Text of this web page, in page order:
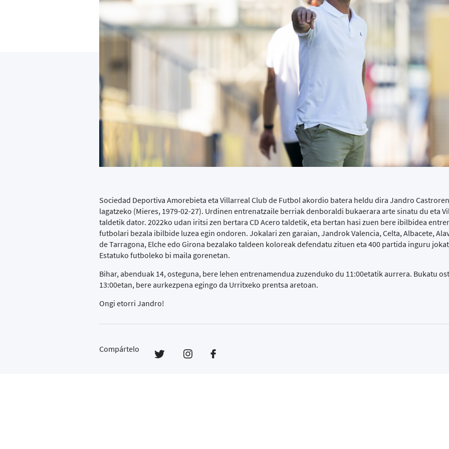
Sociedad Deportiva Amorebieta eta Villarreal Club de Futbol akordio batera heldu dira Jandro
lagatzeko (Mieres, 1979-02-27). Urdinen entrenatzaile berriak denboraldi bukaerara arte sinatu du eta
taldetik dator. 2022ko udan iritsi zen bertara CD Acero taldetik, eta bertan hasi zuen bere ibilbidea
futbolari bezala ibilbide luzea egin ondoren. Jokalari zen garaian, Jandrok Valencia, Celta, Albacete,
de Tarragona, Elche edo Girona bezalako taldeen koloreak defendatu zituen eta 400 partida inguru
Estatuko futboleko bi maila gorenetan.
Bihar, abenduak 14, osteguna, bere lehen entrenamendua zuzenduko du 11:00etatik aurrera. Bukatu
13:00etan, bere aurkezpena egingo da Urritxeko prentsa aretoan.
Ongi etorri Jandro!
Compártelo